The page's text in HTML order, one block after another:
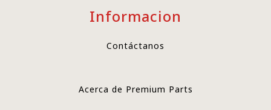
Informacion
Contáctanos
Acerca de Premium Parts